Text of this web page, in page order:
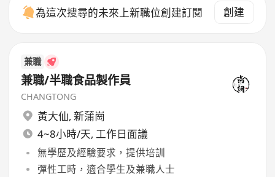
為這次搜尋的未來上新職位創建訂閱 創建
兼職
兼職/半職食品製作員
CHANGTONG
黃大仙, 新蒲崗
4~8小時/天, 工作日面議
無學歷及經驗要求，提供培訓
彈性工時，適合學生及兼職人士